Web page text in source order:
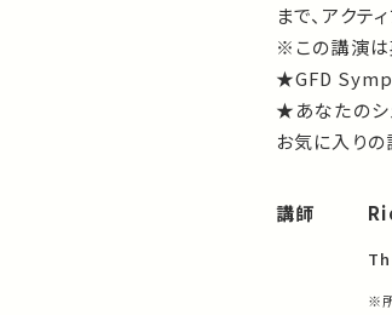
まで、アク
※この講演は
★GFD
★あなたのシ
お気に入り
講師
※